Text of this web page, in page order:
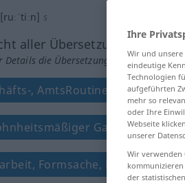
[ruːˈtiːn] s
aller Übersetzungen
Details die Übersetzung anklicken/
, AmtsRoutine, Prozedur
Gang Lauf,
Formsache, Brauch,
Ihre
Wir und unsere
eindeutige
Technologien
aufgeführten
mehr so
oder Ihre
Webseite
unserer
Wir verwenden
der